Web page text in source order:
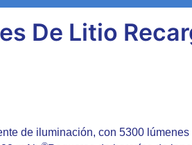
De Litio
de iluminación, con 5300